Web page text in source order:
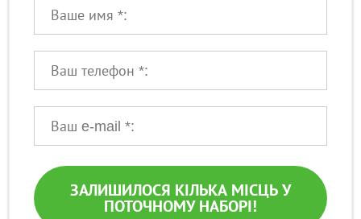
ЗАЛИШИЛОСЯ КІЛЬКА МІСЦЬ У
ПОТОЧНОМУ НАБОРІ!